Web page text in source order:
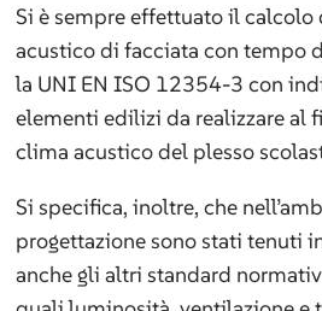
Si è sempre effettuato il calcolo
acustico di facciata con tempo
la UNI EN ISO 12354-3 con
elementi edilizi da realizzare al
clima acustico del plesso
Si specifica, inoltre, che
progettazione sono stati tenuti
anche gli altri standard